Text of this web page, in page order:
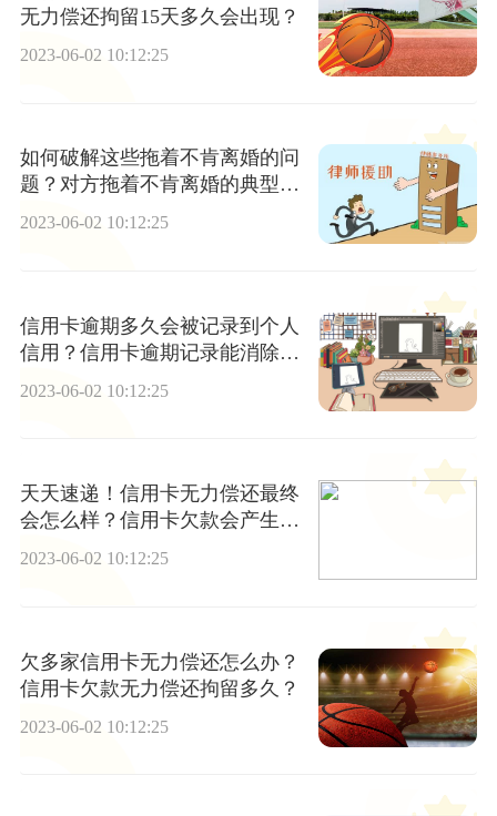
无力偿还拘留15天多久会出现？
2023-06-02 10:12:25
如何破解这些拖着不肯离婚的问
题？对方拖着不肯离婚的典型表
现有哪些？
2023-06-02 10:12:25
信用卡逾期多久会被记录到个人
信用？信用卡逾期记录能消除
2023-06-02 10:12:25
天天速递！信用卡无力偿还最终
会怎么样？信用卡欠款会产生多
少利息？
2023-06-02 10:12:25
欠多家信用卡无力偿还怎么办？
信用卡欠款无力偿还拘留多久？
2023-06-02 10:12:25